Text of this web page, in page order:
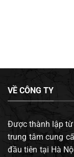
VỀ CÔNG TY
Được thành lập
trung tâm cung
đầu tiên tại Hà